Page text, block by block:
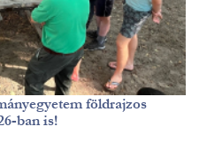
földrajzos
ban is!